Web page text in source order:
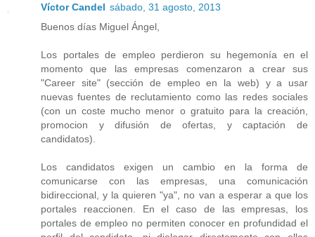
Víctor Candel sábado, 31 agosto, 2013
Buenos días Miguel Ángel,
Los portales de empleo perdieron su hegemonía en el
momento que las empresas comenzaron a crear sus
"Career site" (sección de empleo en la web) y a usar
nuevas fuentes de reclutamiento como las redes sociales
(con un coste mucho menor o gratuito para la creación,
promocion y difusión de ofertas, y captación de
candidatos).
Los candidatos exigen un cambio en la forma de
comunicarse con las empresas, una comunicación
bidireccional, y la quieren "ya", no van a esperar a que los
portales reaccionen. En el caso de las empresas, los
portales de empleo no permiten conocer en profundidad el